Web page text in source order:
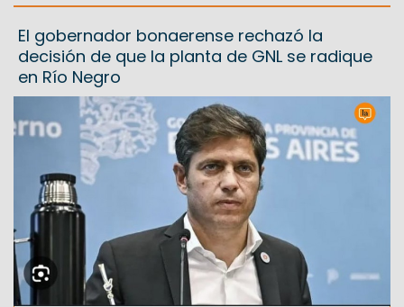
El gobernador bonaerense rechazó la
decisión de que la planta de GNL se radique
en Río Negro